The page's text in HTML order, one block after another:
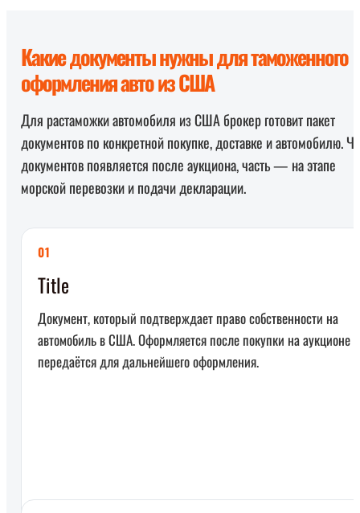
Какие документы нужны для таможенного
оформления авто из США
Для растаможки автомобиля из США брокер готовит пакет
документов по конкретной покупке, доставке и автомобилю.
документов появляется после аукциона, часть — на этапе
морской перевозки и подачи декларации.
01
Title
Документ, который подтверждает право собственности на
автомобиль в США. Оформляется после покупки на аукционе и
передаётся для дальнейшего оформления.